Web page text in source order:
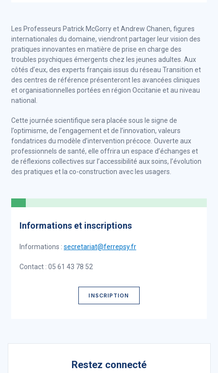
Les Professeurs Patrick McGorry et Andrew Chanen, figures
internationales du domaine, viendront partager leur vision des
pratiques innovantes en matière de prise en charge des
troubles psychiques émergents chez les jeunes adultes. Aux
côtés d’eux, des experts français issus du réseau Transition et
des centres de référence présenteront les avancées cliniques
et organisationnelles portées en région Occitanie et au niveau
national.
Cette journée scientifique sera placée sous le signe de
l’optimisme, de l’engagement et de l’innovation, valeurs
fondatrices du modèle d’intervention précoce. Ouverte aux
professionnels de santé, elle offrira un espace d’échanges et
de réflexions collectives sur l’accessibilité aux soins, l’évolution
des pratiques et la co-construction avec les usagers.
Informations et inscriptions
Informations : secretariat@ferrepsy.fr
Contact : 05 61 43 78 52
INSCRIPTION
Restez connecté